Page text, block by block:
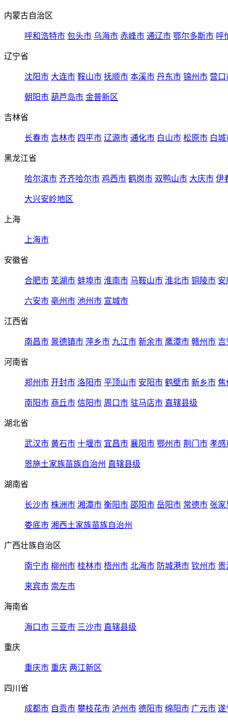
内蒙古自治区
呼和浩特市 包头市 乌海市 赤峰市 通辽市 鄂尔多斯市 呼
辽宁省
沈阳市 大连市 鞍山市 抚顺市 本溪市 丹东市 锦州市 营口
朝阳市 葫芦岛市 金普新区
吉林省
长春市 吉林市 四平市 辽源市 通化市 白山市 松原市 白城
黑龙江省
哈尔滨市 齐齐哈尔市 鸡西市 鹤岗市 双鸭山市 大庆市 伊
大兴安岭地区
上海
上海市
安徽省
合肥市 芜湖市 蚌埠市 淮南市 马鞍山市 淮北市 铜陵市 安
六安市 亳州市 池州市 宣城市
江西省
南昌市 景德镇市 萍乡市 九江市 新余市 鹰潭市 赣州市 吉
河南省
郑州市 开封市 洛阳市 平顶山市 安阳市 鹤壁市 新乡市 焦
南阳市 商丘市 信阳市 周口市 驻马店市 直辖县级
湖北省
武汉市 黄石市 十堰市 宜昌市 襄阳市 鄂州市 荆门市 孝感
恩施土家族苗族自治州 直辖县级
湖南省
长沙市 株洲市 湘潭市 衡阳市 邵阳市 岳阳市 常德市 张家
娄底市 湘西土家族苗族自治州
广西壮族自治区
南宁市 柳州市 桂林市 梧州市 北海市 防城港市 钦州市 贵
来宾市 崇左市
海南省
海口市 三亚市 三沙市 直辖县级
重庆
重庆市 重庆 两江新区
四川省
成都市 自贡市 攀枝花市 泸州市 德阳市 绵阳市 广元市 遂